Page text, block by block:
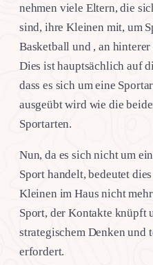
nehmen viele Eltern, die
sind, ihre Kleinen mit, um
Basketball und , an
Dies ist hauptsächlich auf
dass es sich um eine
ausgeübt wird wie die
Sportarten.
Nun, da es sich nicht um
Sport handelt, bedeutet
Kleinen im Haus nicht
Sport, der Kontakte knüpft
strategischem Denken und
erfordert.